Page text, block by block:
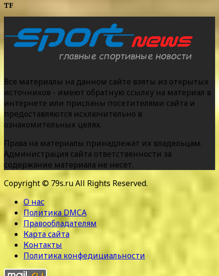
TF
Все материалы на данном сайте взяты из открытых
источников - имеют обратную ссылку на материал в
интернете или присланы посетителями сайта и
предоставляются исключительно в
ознакомительных целях.
Права на материалы принадлежат их владельцам.
Администрация сайта ответственности за
содержание материала не несет.
Copyright © 79s.ru All Rights Reserved.
О нас
Политика DMCA
Правообладателям
Карта сайта
Контакты
Политика конфедициальности